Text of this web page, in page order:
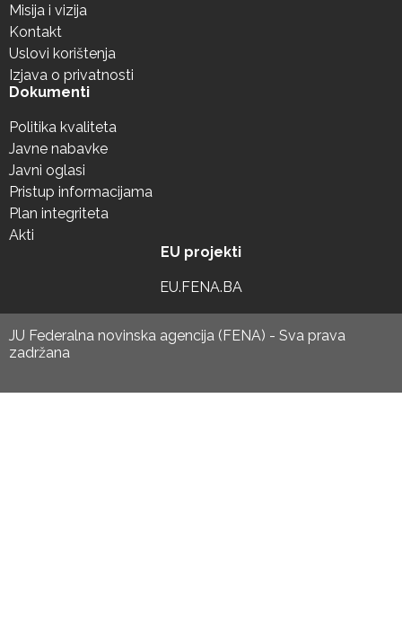
Misija i vizija
Kontakt
Uslovi korištenja
Izjava o privatnosti
Dokumenti
Politika kvaliteta
Javne nabavke
Javni oglasi
Pristup informacijama
Plan integriteta
Akti
EU projekti
EU.FENA.BA
JU Federalna novinska agencija (FENA) - Sva prava
zadržana